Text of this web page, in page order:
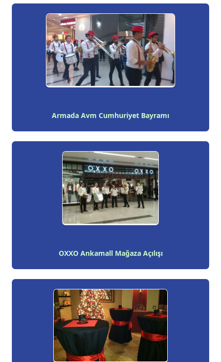
Armada Avm Cumhuriyet Bayramı
OXXO Ankamall Mağaza Açılışı